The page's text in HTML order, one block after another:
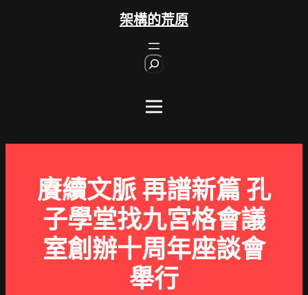
架構的荒原
賡續文脈 再譜新篇 孔
子學堂找九宮格會議
室創辦十周年座談會
舉行